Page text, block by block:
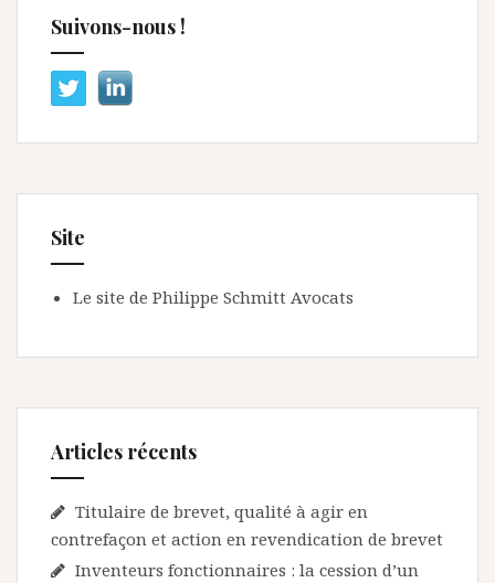
Suivons-nous !
Site
Le site de Philippe Schmitt Avocats
Articles récents
Titulaire de brevet, qualité à agir en
contrefaçon et action en revendication de brevet
Inventeurs fonctionnaires : la cession d’un